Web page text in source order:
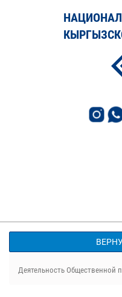
Деятельность Общественной